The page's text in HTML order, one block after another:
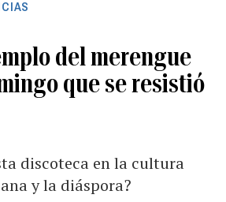
del merengue
que se resistió
discoteca en la cultura
y la diáspora?